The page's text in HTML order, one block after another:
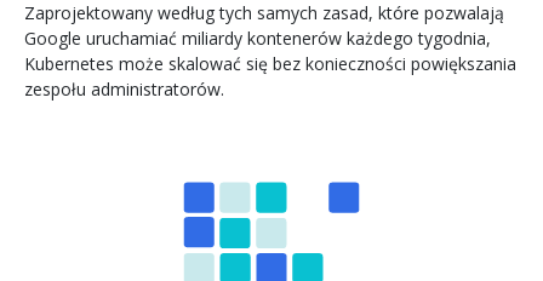
Zaprojektowany według tych samych zasad, które pozwalają
Google uruchamiać miliardy kontenerów każdego tygodnia,
Kubernetes może skalować się bez konieczności powiększania
zespołu administratorów.